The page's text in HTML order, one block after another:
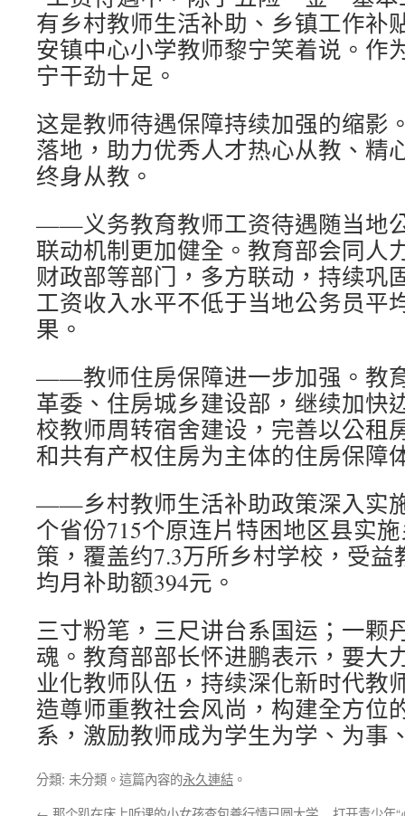
有乡村教师生活补助、乡镇工作补
安镇中心小学教师黎宁笑着说。作
宁干劲十足。
这是教师待遇保障持续加强的缩影
落地，助力优秀人才热心从教、精
终身从教。
——义务教育教师工资待遇随当地
联动机制更加健全。教育部会同人
财政部等部门，多方联动，持续巩
工资收入水平不低于当地公务员平
果。
——教师住房保障进一步加强。教
革委、住房城乡建设部，继续加快
校教师周转宿舍建设，完善以公租
和共有产权住房为主体的住房保障
——乡村教师生活补助政策深入实
个省份715个原连片特困地区县实
策，覆盖约7.3万所乡村学校，受益
均月补助额394元。
三寸粉笔，三尺讲台系国运；一颗
魂。教育部部长怀进鹏表示，要大
业化教师队伍，持续深化新时代教
造尊师重教社会风尚，构建全方位
系，激励教师成为学生为学、为事
分類: 未分類。這篇內容的永久連結 。